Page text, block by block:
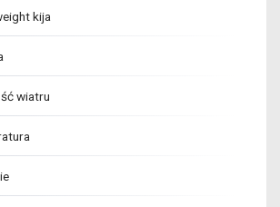
kija
wiatru